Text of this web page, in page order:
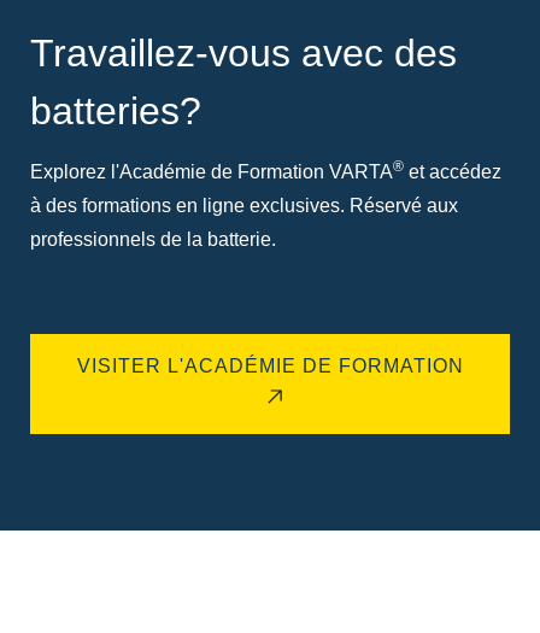
Travaillez-vous avec des
batteries?
Explorez l'Académie de Formation VARTA® et accédez
à des formations en ligne exclusives. Réservé aux
professionnels de la batterie.
VISITER L'ACADÉMIE DE FORMATION